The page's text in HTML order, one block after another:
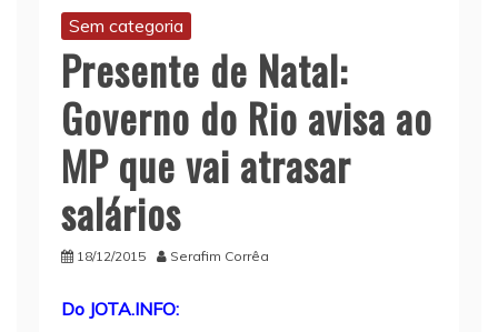
Sem categoria
Presente de Natal:
Governo do Rio avisa ao
MP que vai atrasar
salários
18/12/2015 Serafim Corrêa
Do JOTA.INFO: